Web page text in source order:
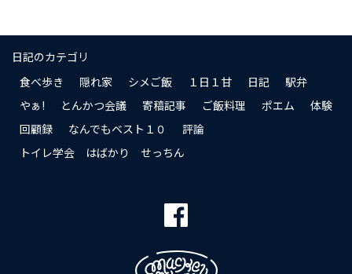
日記のカテゴリ
食べ歩き
隠れ家 シメご飯 １日１甘 日記
駅弁
やぁ!
とんかつ会議 寄稿記事 ご飯料理 ポエム
体験
回顧録
なんでもベスト１０
評論
トイレ学会 はばかり せっちん